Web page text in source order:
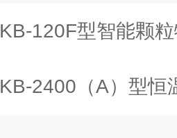
KB-120F型智能颗粒物中流
KB-2400（A）型恒温恒